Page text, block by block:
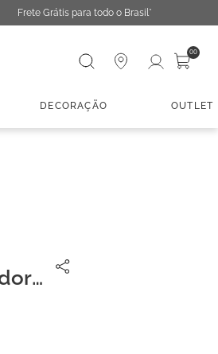
Frete Grátis para todo o Brasil*
Digite sua busca 00
DECORAÇÃO OUTLET